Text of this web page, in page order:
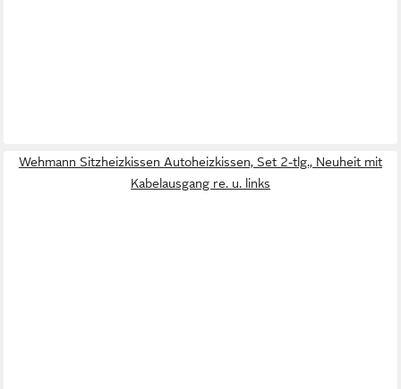
Wehmann Sitzheizkissen Autoheizkissen, Set 2-tlg., Neuheit mit
Kabelausgang re. u. links